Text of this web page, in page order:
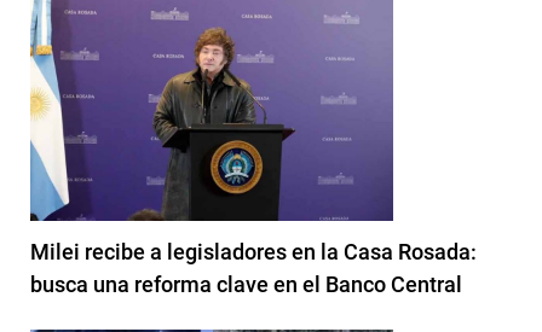
Milei recibe a legisladores en la Casa Rosada:
busca una reforma clave en el Banco Central